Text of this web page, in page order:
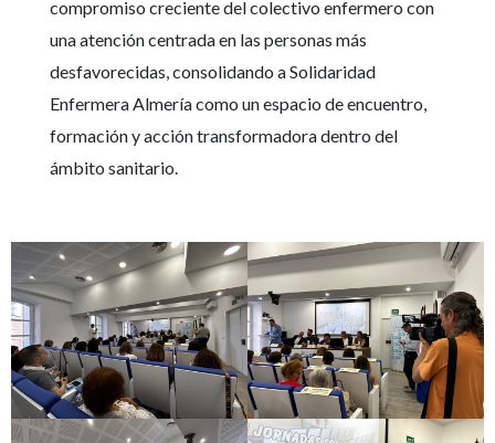
compromiso creciente del colectivo enfermero con
una atención centrada en las personas más
desfavorecidas, consolidando a Solidaridad
Enfermera Almería como un espacio de encuentro,
formación y acción transformadora dentro del
ámbito sanitario.